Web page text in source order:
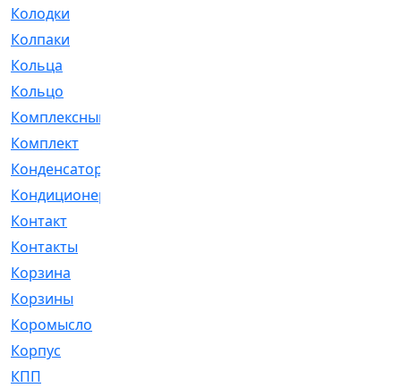
Колодки
Колпаки
Кольца
Кольцо
Комплексный
Комплект
Конденсатор
Кондиционер
Контакт
Контакты
Корзина
Корзины
Коромысло
Корпус
КПП